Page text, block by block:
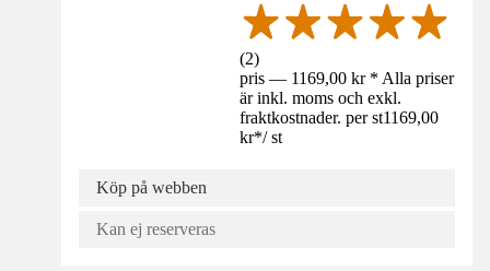
(2)
pris — 1169,00 kr * Alla priser
är inkl. moms och exkl.
fraktkostnader. per st1169,00
kr*/ st
Köp på webben
Kan ej reserveras